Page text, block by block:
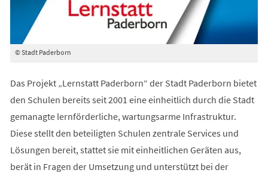
© Stadt Paderborn
Das Projekt „Lernstatt Paderborn“ der Stadt Paderborn bietet
den Schulen bereits seit 2001 eine einheitlich durch die Stadt
gemanagte lernförderliche, wartungsarme Infrastruktur.
Diese stellt den beteiligten Schulen zentrale Services und
Lösungen bereit, stattet sie mit einheitlichen Geräten aus,
berät in Fragen der Umsetzung und unterstützt bei der